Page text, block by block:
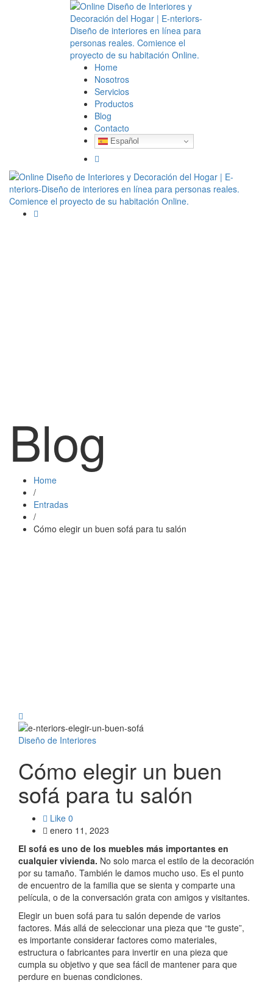
Home
Nosotros
Servicios
Productos
Blog
Contacto
Español
Blog
Home
/
Entradas
/
Cómo elegir un buen sofá para tu salón
Diseño de Interiores
Cómo elegir un buen
sofá para tu salón
Like 0
enero 11, 2023
El sofá es uno de los muebles más importantes en
cualquier vivienda. No solo marca el estilo de la decoración
por su tamaño. También le damos mucho uso. Es el punto
de encuentro de la familia que se sienta y comparte una
película, o de la conversación grata con amigos y visitantes.
Elegir un buen sofá para tu salón depende de varios
factores. Más allá de seleccionar una pieza que “te guste”,
es importante considerar factores como materiales,
estructura o fabricantes para invertir en una pieza que
cumpla su objetivo y que sea fácil de mantener para que
perdure en buenas condiciones.